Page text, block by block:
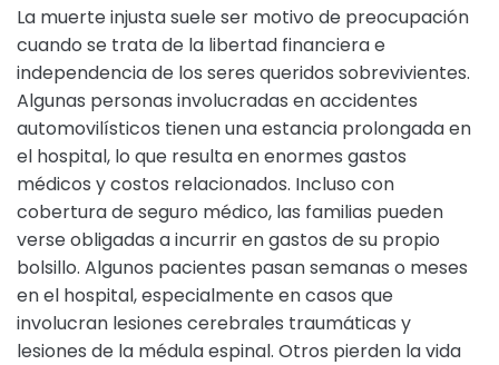
La muerte injusta suele ser motivo de preocupación
cuando se trata de la libertad financiera e
independencia de los seres queridos sobrevivientes.
Algunas personas involucradas en accidentes
automovilísticos tienen una estancia prolongada en
el hospital, lo que resulta en enormes gastos
médicos y costos relacionados. Incluso con
cobertura de seguro médico, las familias pueden
verse obligadas a incurrir en gastos de su propio
bolsillo. Algunos pacientes pasan semanas o meses
en el hospital, especialmente en casos que
involucran lesiones cerebrales traumáticas y
lesiones de la médula espinal. Otros pierden la vida